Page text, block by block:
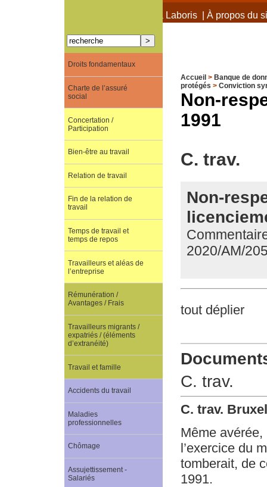
À propos de Terra Laboris| À propos du
Accueil > Banque de
protégés > Conviction
Non-
1991
C. trav.
Non-
2020/AM/
tout déplier
C. trav.
C. trav.
Même
l’exercice du
tomberait, de
1991.
Droits fondamentaux
Charte de l’assuré
social
Concertation /
Participation
Bien-être au travail
Relation de travail
Fin de la relation de
travail
Temps de travail et
temps de repos
Travailleurs et aléas de
l’entreprise
Rémunération /
Avantages / Frais
Travailleurs migrants /
expatriés / (éléments
d’extranéité)
Travail et famille
Accidents du travail
Maladies
professionnelles
Chômage
Assujettissement -
Salariés